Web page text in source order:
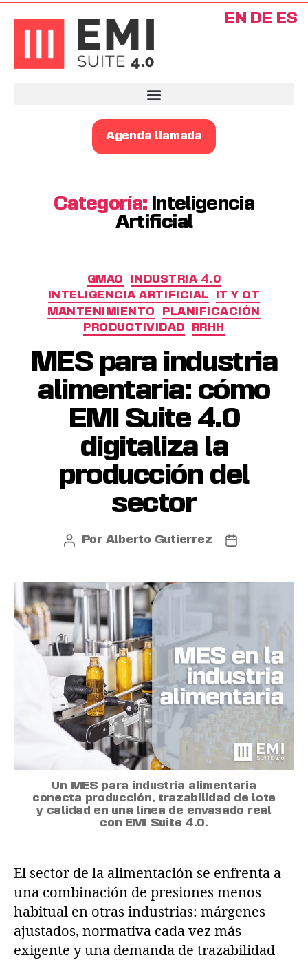
Agenda llamada
Categoría: Inteligencia
Artificial
GMAO
INDUSTRIA 4.0
INTELIGENCIA ARTIFICIAL
IT Y OT
MANTENIMIENTO
PLANIFICACIÓN
PRODUCTIVIDAD
RRHH
MES para industria
alimentaria: cómo
EMI Suite 4.0
digitaliza la
producción del
sector
Por Alberto Gutierrez
Un MES para industria alimentaria
conecta producción, trazabilidad de lote
y calidad en una línea de envasado real
con EMI Suite 4.0.
El sector de la alimentación se enfrenta a
una combinación de presiones menos
habitual en otras industrias: márgenes
ajustados, normativa cada vez más
exigente y una demanda de trazabilidad
EN DE ES